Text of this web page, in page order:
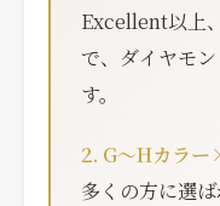
Excellent以上
で、ダイヤモ
す。
2. G〜Hカラ
多くの方に選